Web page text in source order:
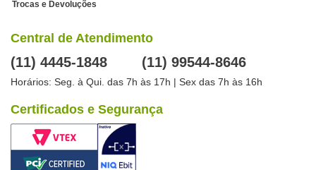
Trocas e Devoluções
Central de Atendimento
(11) 4445-1848 (11) 99544-8646
Horários: Seg. à Qui. das 7h às 17h | Sex das 7h às 16h
Certificados e Segurança